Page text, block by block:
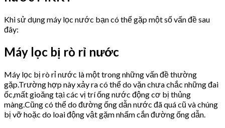
Khi sử dụng máy lọc nước bạn có thể gặp một số vấn đề sau
đây:
Máy lọc bị rò rỉ nước
Máy lọc bị rò rỉ nước là một trong những vấn đề thường
gặp.Trường hợp này xảy ra có thể do vặn chưa chắc những đai
ốc,mất gioăng tại các vị trí ống nước động cơ bị thủng
màng.Cũng có thể do đường ống dẫn nước đã quá cũ và chúng
bị vỡ hoặc do loai động vật gặm nhấm cắn đường ống dẫn.